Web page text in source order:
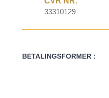
33310129
BETALINGSFORMER :